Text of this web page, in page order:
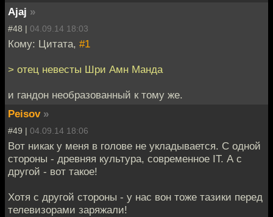
Ajaj »
#48 | 04.09.14 18:03
Кому: Цитата, #1
> отец невесты Шри Амн Манда
и гандон необразованный к тому же.
Peisov »
#49 | 04.09.14 18:06
Вот никак у меня в голове не укладывается. С одной
стороны - древняя культура, современное IT. А с
другой - вот такое!
Хотя с другой стороны - у нас вон тоже тазики перед
телевизорами заряжали!